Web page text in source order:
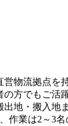
物流拠点
方でもご
地・搬入
作業は2～